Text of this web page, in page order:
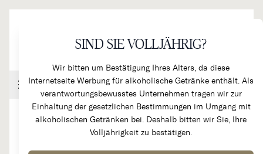
SIND SIE VOLLJÄHRIG?
Wir bitten um Bestätigung Ihres Alters, da diese
Internetseite Werbung für alkoholische Getränke enthält. Als
verantwortungsbewusstes Unternehmen tragen wir zur
Einhaltung der gesetzlichen Bestimmungen im Umgang mit
alkoholischen Getränken bei. Deshalb bitten wir Sie, Ihre
Volljährigkeit zu bestätigen.
Handel & Gastronomie Kundenkonto Warenkorb